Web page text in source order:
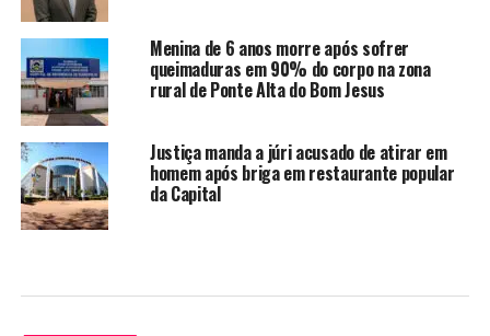
Menina de 6 anos morre após sofrer
queimaduras em 90% do corpo na zona
rural de Ponte Alta do Bom Jesus
Justiça manda a júri acusado de atirar em
homem após briga em restaurante popular
da Capital